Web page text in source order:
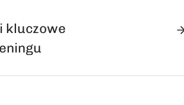
kluczowe